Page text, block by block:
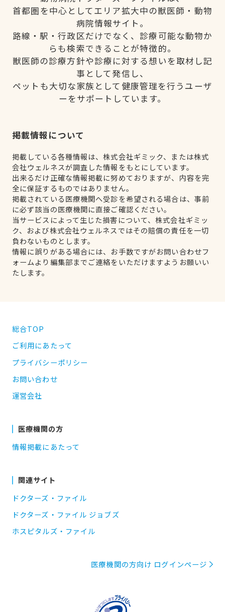
首都圏を中心としてエリア拡大中の獣医師・動物
病院情報サイト。
路線・駅・行政区だけでなく、診療可能な動物か
らも検索できることが特徴的。
獣医師の診療方針や診療に対する想いを取材し記
事として発信し、
ペットも大切な家族として健康管理を行うユーザ
ーをサポートしています。
掲載情報について
掲載している各種情報は、株式会社ギミック、または株式
会社ウェルネスが調査した情報をもとにしています。
出来るだけ正確な情報掲載に努めておりますが、内容を完
全に保証するものではありません。
掲載されている医療機関へ受診を希望される場合は、事前
に必ず該当の医療機関に直接ご確認ください。
当サービスによって生じた損害について、株式会社ギミッ
ク、および株式会社ウェルネスではその賠償の責任を一切
負わないものとします。
情報に誤りがある場合には、お手数ですがお問い合わせフ
ォームより編集部までご連絡をいただけますようお願いい
たします。
総合TOP
ご利用にあたって
プライバシーポリシー
お問い合わせ
運営会社
医療機関の方
情報掲載にあたって
関連サイト
ドクターズ・ファイル
ドクターズ・ファイル ジョブズ
ホスピタルズ・ファイル
医療機関の方向け ログインページ